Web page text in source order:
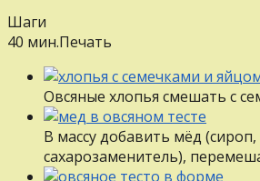
Шаги
40 мин.Печать
Овсяные хлопья смешать с
В массу добавить мёд (сироп,
сахарозаменитель),